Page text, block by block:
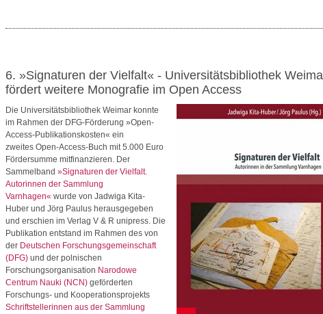
6. »Signaturen der Vielfalt« - Universitätsbibliothek
fördert weitere Monografie im Open Access
Die Universitätsbibliothek Weimar konnte
im Rahmen der DFG-Förderung »Open-
Access-Publikationskosten« ein
zweites Open-Access-Buch mit 5.000 Euro
Fördersumme mitfinanzieren. Der
Sammelband »Signaturen der Vielfalt.
Autorinnen der Sammlung
Varnhagen« wurde von Jadwiga Kita-
Huber und Jörg Paulus herausgegeben
und erschien im Verlag V & R unipress. Die
Publikation entstand im Rahmen des von
der Deutschen Forschungsgemeinschaft
(DFG) und der polnischen
Forschungsorganisation Narodowe
Centrum Nauki (NCN) geförderten
Forschungs- und Kooperationsprojekts
Schriftstellerinnen aus der Sammlung